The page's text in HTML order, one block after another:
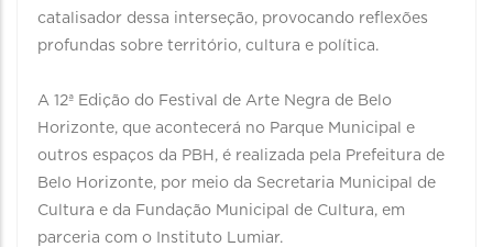
catalisador dessa interseção, provocando reflexões
profundas sobre território, cultura e política.
A 12ª Edição do Festival de Arte Negra de Belo
Horizonte, que acontecerá no Parque Municipal e
outros espaços da PBH, é realizada pela Prefeitura de
Belo Horizonte, por meio da Secretaria Municipal de
Cultura e da Fundação Municipal de Cultura, em
parceria com o Instituto Lumiar.